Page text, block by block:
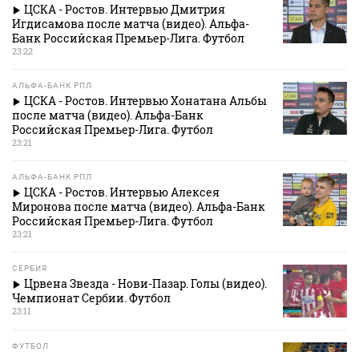
ЦСКА - Ростов. Интервью Дмитрия
Игдисамова после матча (видео). Альфа-
Банк Российская Премьер-Лига. Футбол
23:22
АЛЬФА-БАНК РПЛ
ЦСКА - Ростов. Интервью Хонатана Альбы
после матча (видео). Альфа-Банк
Российская Премьер-Лига. Футбол
23:21
АЛЬФА-БАНК РПЛ
ЦСКА - Ростов. Интервью Алексея
Миронова после матча (видео). Альфа-Банк
Российская Премьер-Лига. Футбол
23:21
СЕРБИЯ
Црвена Звезда - Нови-Пазар. Голы (видео).
Чемпионат Сербии. Футбол
23:11
ФУТБОЛ